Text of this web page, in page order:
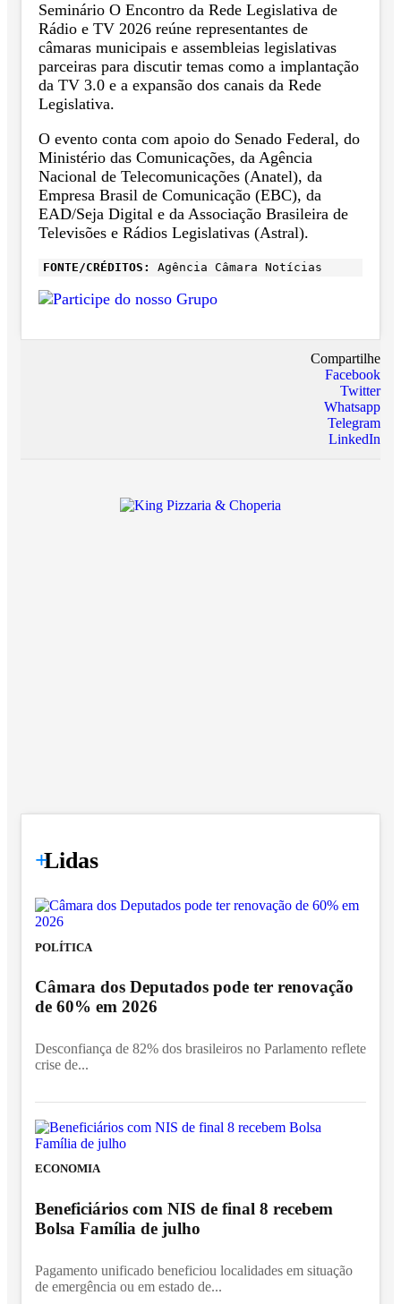
Seminário O Encontro da Rede Legislativa de
Rádio e TV 2026 reúne representantes de
câmaras municipais e assembleias legislativas
parceiras para discutir temas como a implantação
da TV 3.0 e a expansão dos canais da Rede
Legislativa.
O evento conta com apoio do Senado Federal, do
Ministério das Comunicações, da Agência
Nacional de Telecomunicações (Anatel), da
Empresa Brasil de Comunicação (EBC), da
EAD/Seja Digital e da Associação Brasileira de
Televisões e Rádios Legislativas (Astral).
FONTE/CRÉDITOS: Agência Câmara Notícias
Compartilhe
Facebook
Twitter
Whatsapp
Telegram
LinkedIn
+
Lidas
POLÍTICA
Câmara dos Deputados pode ter renovação
de 60% em 2026
Desconfiança de 82% dos brasileiros no Parlamento reflete
crise de...
ECONOMIA
Beneficiários com NIS de final 8 recebem
Bolsa Família de julho
Pagamento unificado beneficiou localidades em situação
de emergência ou em estado de...